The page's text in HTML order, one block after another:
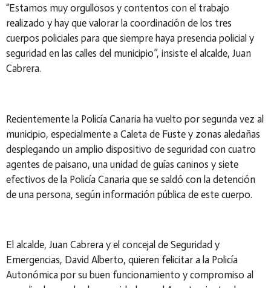
“Estamos muy orgullosos y contentos con el trabajo
realizado y hay que valorar la coordinación de los tres
cuerpos policiales para que siempre haya presencia policial y
seguridad en las calles del municipio”, insiste el alcalde, Juan
Cabrera.
Recientemente la Policía Canaria ha vuelto por segunda vez al
municipio, especialmente a Caleta de Fuste y zonas aledañas
desplegando un amplio dispositivo de seguridad con cuatro
agentes de paisano, una unidad de guías caninos y siete
efectivos de la Policía Canaria que se saldó con la detención
de una persona, según información pública de este cuerpo.
El alcalde, Juan Cabrera y el concejal de Seguridad y
Emergencias, David Alberto, quieren felicitar a la Policía
Autonómica por su buen funcionamiento y compromiso al